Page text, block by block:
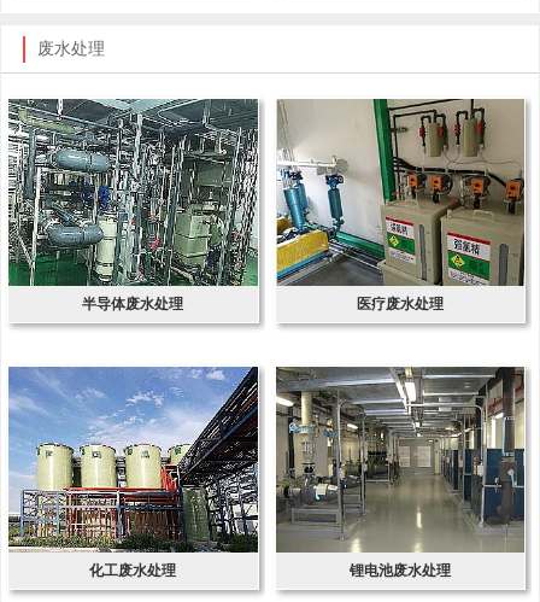
废水处理
半导体废水处理 医疗废水处理
化工废水处理 锂电池废水处理